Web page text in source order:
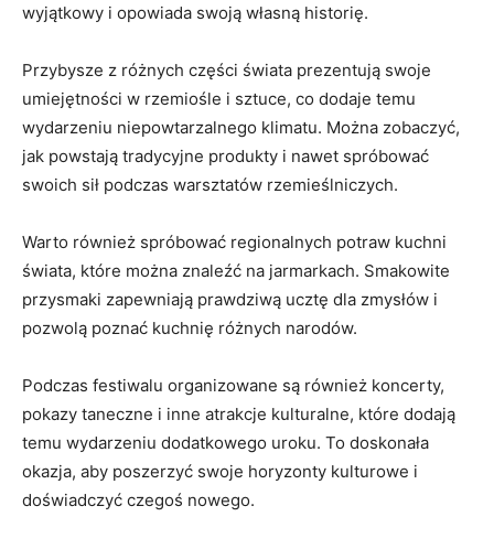
⁤wyjątkowy i opowiada⁢ swoją własną historię.
Przybysze z‌ różnych ⁤części⁤ świata ‌prezentują⁣ swoje
umiejętności w rzemiośle⁢ i sztuce,⁢ co⁤ dodaje ⁢temu
⁢wydarzeniu niepowtarzalnego klimatu. Można zobaczyć,
jak powstają tradycyjne produkty​ i⁣ nawet spróbować‌
swoich sił podczas ‍warsztatów rzemieślniczych.
Warto⁤ również‍ spróbować ⁢regionalnych potraw ‍kuchni
świata, które można znaleźć ‍na jarmarkach. Smakowite
przysmaki zapewniają prawdziwą ucztę​ dla ⁤zmysłów i
pozwolą‍ poznać kuchnię‌ różnych⁤ narodów.
Podczas festiwalu organizowane są ​również koncerty,
pokazy taneczne i⁤ inne​ atrakcje kulturalne, które dodają
temu ⁢wydarzeniu dodatkowego ⁢uroku. To doskonała
okazja, aby⁣ poszerzyć⁣ swoje horyzonty kulturowe i⁢
doświadczyć czegoś nowego.